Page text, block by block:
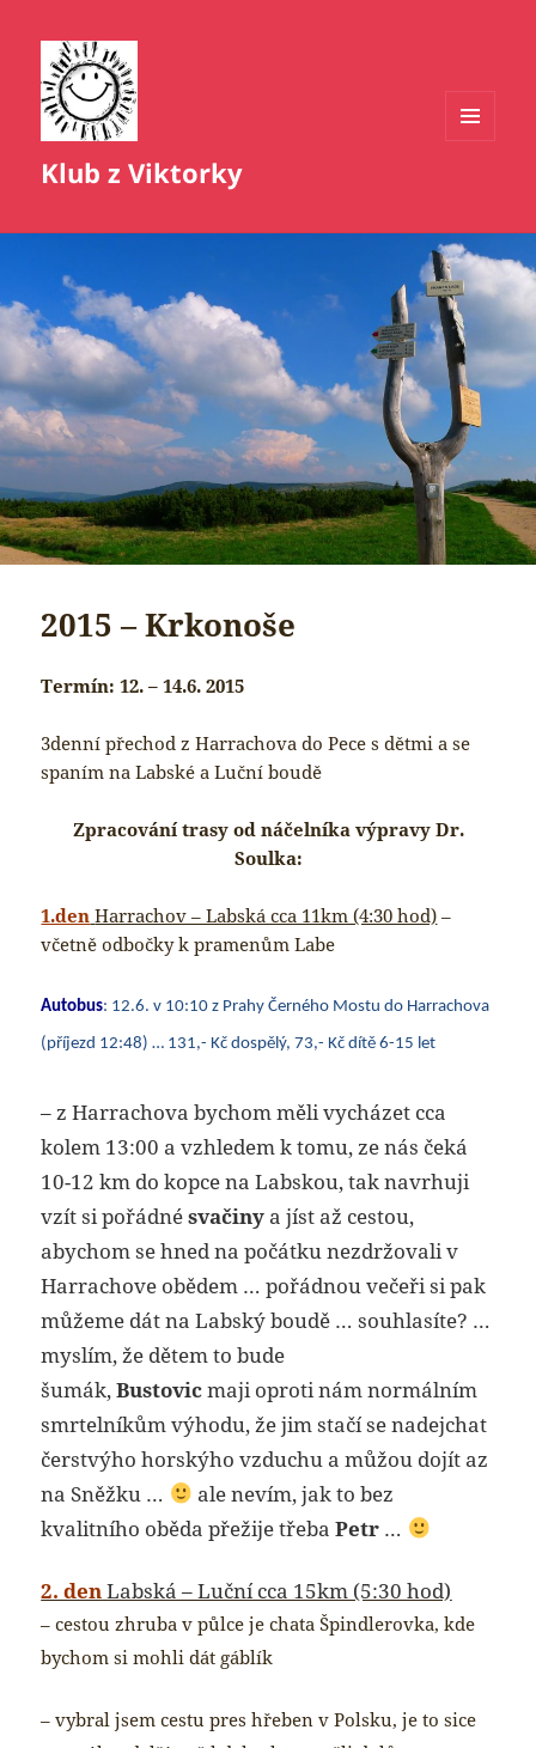
Klub z Viktorky
2015 – Krkonoše
Termín: 12. – 14.6. 2015
3denní přechod z Harrachova do Pece s dětmi a se
spaním na Labské a Luční boudě
Zpracování trasy od náčelníka výpravy Dr.
Soulka:
1.den Harrachov – Labská cca 11km (4:30 hod) –
včetně odbočky k pramenům Labe
Autobus: 12.6. v 10:10 z Prahy Černého Mostu do Harrachova
(příjezd 12:48) … 131,- Kč dospělý, 73,- Kč dítě 6-15 let
– z Harrachova bychom měli vycházet cca
kolem 13:00 a vzhledem k tomu, ze nás čeká
10-12 km do kopce na Labskou, tak navrhuji
vzít si pořádnésvačiny a jíst až cestou,
abychom se hned na počátku nezdržovali v
Harrachove obědem … pořádnou večeři si pak
můžeme dát na Labský boudě … souhlasíte? …
myslím, že dětem to bude
šumák,Bustovicmaji oproti nám normálním
smrtelníkům výhodu, že jim stačí se nadejchat
čerstvýho horskýho vzduchu a můžou dojít az
na Sněžku …
ale nevím, jak to bez
kvalitního oběda přežije třeba Petr …
2. denLabská – Luční cca 15km (5:30 hod)
– cestou zhruba v půlce je chata Špindlerovka, kde
bychom si mohli dát gáblík
– vybral jsem cestu pres hřeben v Polsku, je to sice